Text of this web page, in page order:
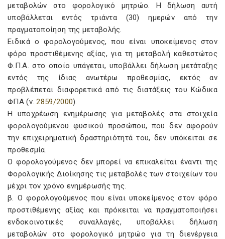
μεταβολών στο φορολογικό μητρώο. Η δήλωση αυτή
υποβάλλεται εντός τριάντα (30) ημερών από την
πραγματοποίηση της μεταβολής.
Ειδικά ο φορολογούμενος, που είναι υποκείμενος στον
φόρο προστιθέμενης αξίας, για τη μεταβολή καθεστώτος
Φ.Π.Α. στο οποίο υπάγεται, υποβάλλει δήλωση μετάταξης
εντός της ίδιας ανωτέρω προθεσμίας, εκτός αν
προβλέπεται διαφορετικά από τις διατάξεις του Κώδικα
ΦΠΑ (ν.2859/2000).
Η υποχρέωση ενημέρωσης για μεταβολές στα στοιχεία
φορολογούμενου φυσικού προσώπου, που δεν αφορούν
την επιχειρηματική δραστηριότητά του, δεν υπόκειται σε
προθεσμία.
Ο φορολογούμενος δεν μπορεί να επικαλείται έναντι της
Φορολογικής Διοίκησης τις μεταβολές των στοιχείων του
μέχρι τον χρόνο ενημέρωσής της.
β. Ο φορολογούμενος που είναι υποκείμενος στον φόρο
προστιθέμενης αξίας και πρόκειται να πραγματοποιήσει
ενδοκοινοτικές συναλλαγές, υποβάλλει δήλωση
μεταβολών στο φορολογικό μητρώο για τη διενέργεια